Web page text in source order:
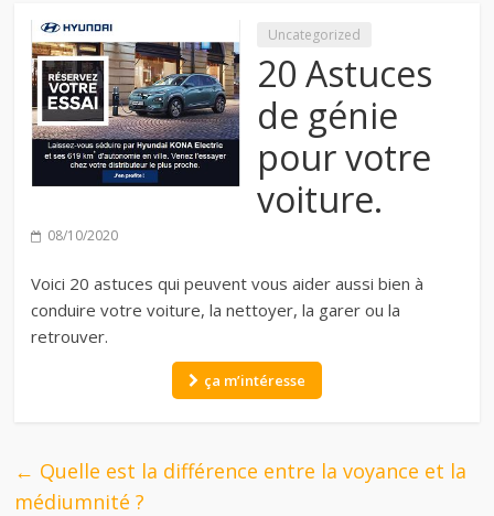
Uncategorized
20 Astuces
de génie
pour votre
voiture.
08/10/2020
Voici 20 astuces qui peuvent vous aider aussi bien à
conduire votre voiture, la nettoyer, la garer ou la
retrouver.
ça m’intéresse
← Quelle est la différence entre la voyance et la
médiumnité ?